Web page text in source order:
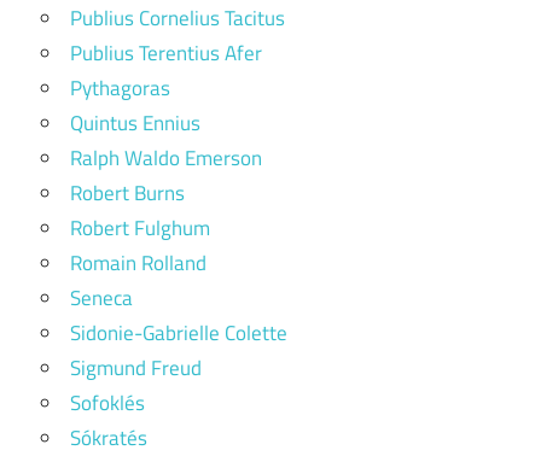
Publius Cornelius Tacitus
Publius Terentius Afer
Pythagoras
Quintus Ennius
Ralph Waldo Emerson
Robert Burns
Robert Fulghum
Romain Rolland
Seneca
Sidonie-Gabrielle Colette
Sigmund Freud
Sofoklés
Sókratés